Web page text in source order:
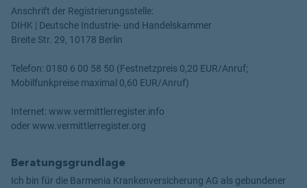
Anschrift der Registrierungsstelle:
DIHK | Deutsche Industrie- und Handelskammer
Breite Str. 29, 10178 Berlin
Telefon: 0180 6 00 58 50 (Festnetzpreis 0,20 EUR/Anruf;
Mobilfunkpreise maximal 0,60 EUR/Anruf)
Internet: www.vermittlerregister.info
oder www.vermittlerregister.org
Beratungsgrundlage
Ich bin für die Barmenia Krankenversicherung AG als gebundener